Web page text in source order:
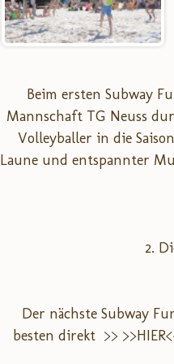
Beim ersten Subway
Mannschaft TG Neuss
Volleyballer in die
Laune und entspannter
2.
Der nächste Subway
besten direkt >>